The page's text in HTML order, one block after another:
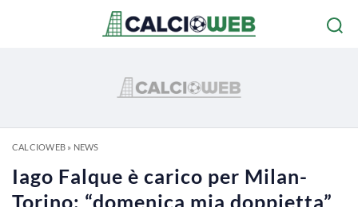
CALCIOWEB» NEWS
Iago Falque è carico per Milan-
Torino: “domenica mia doppietta”